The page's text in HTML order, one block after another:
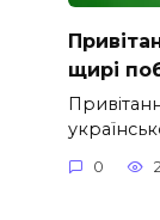
щирі
0